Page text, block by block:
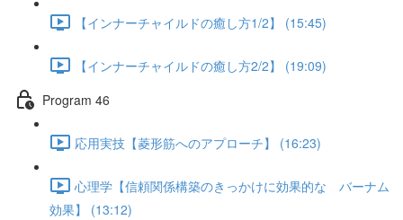
【インナーチャイルドの癒し方1/2】 (15:45)
【インナーチャイルドの癒し方2/2】 (19:09)
Program 46
応用実技【菱形筋へのアプローチ】 (16:23)
心理学【信頼関係構築のきっかけに効果的な バーナム
効果】 (13:12)